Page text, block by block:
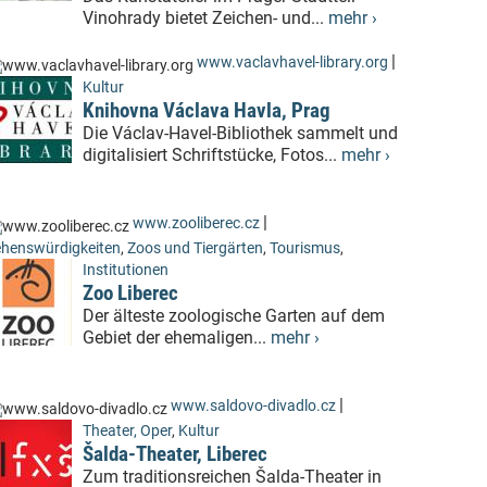
Vinohrady bietet Zeichen- und... mehr ›
www.vaclavhavel-library.org |
Kultur
Knihovna Václava Havla, Prag
Die Václav-Havel-Bibliothek sammelt und
digitalisiert Schriftstücke, Fotos... mehr ›
www.zooliberec.cz |
, Zoos und Tiergärten, Tourismus,
Institutionen
Zoo Liberec
Der älteste zoologische Garten auf dem
Gebiet der ehemaligen... mehr ›
www.saldovo-divadlo.cz |
Theater, Oper, Kultur
Šalda-Theater, Liberec
Zum traditionsreichen Šalda-Theater in